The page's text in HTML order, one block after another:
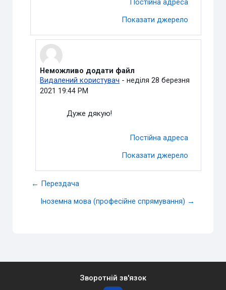
Постійна адреса
Показати джерело
У відповідь на Пащенко Богдан Сергійович
Неможливо додати файл
Видалений користувач -неділя 28 березня
2021 19:44 PM
Дуже дякую!
Постійна адреса
Показати джерело
← Перездача
Іноземна мова (професійне спрямування) →
Зворотній зв'язок